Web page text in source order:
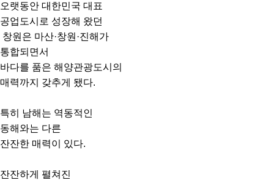
오랫동안 대한민국 대표
공업도시로 성장해 왔던
창원은 마산·창원·진해가
통합되면서
바다를 품은 해양관광도시의
매력까지 갖추게 됐다.
특히 남해는 역동적인
동해와는 다른
잔잔한 매력이 있다.
잔잔하게 펼쳐진